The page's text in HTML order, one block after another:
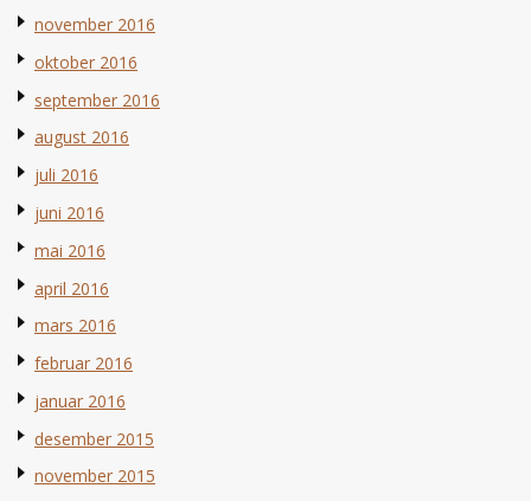
november 2016
oktober 2016
september 2016
august 2016
juli 2016
juni 2016
mai 2016
april 2016
mars 2016
februar 2016
januar 2016
desember 2015
november 2015